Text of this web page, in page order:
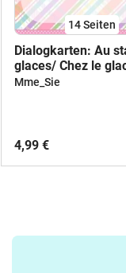
14Seiten
Dialogkarten: Au
glaces/ Chez le
Mme_Sie
4,99 €